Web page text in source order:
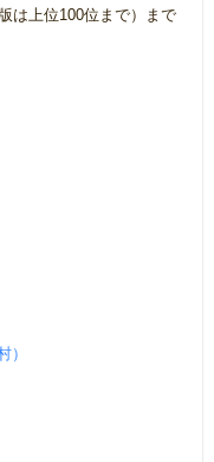
は上位100位まで）まで
）